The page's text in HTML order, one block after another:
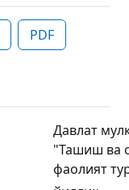
PDF
Давлат
"Ташиш ва
фаолият